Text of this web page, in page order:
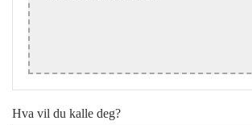
Hva vil du kalle deg?